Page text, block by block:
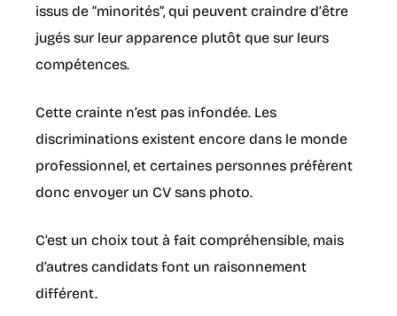
issus de “minorités”, qui peuvent craindre d’être
jugés sur leur apparence plutôt que sur leurs
compétences.
Cette crainte n’est pas infondée. Les
discriminations existent encore dans le monde
professionnel, et certaines personnes préfèrent
donc envoyer un CV sans photo.
C’est un choix tout à fait compréhensible, mais
d’autres candidats font un raisonnement
différent.